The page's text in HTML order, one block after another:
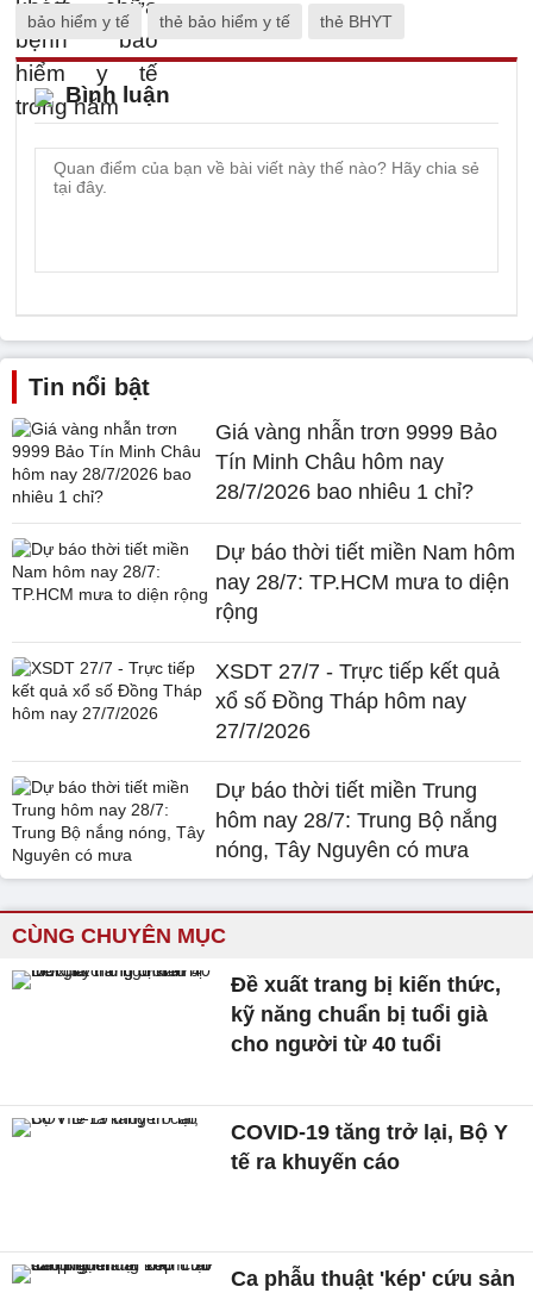
bảo hiểm y tế thẻ bảo hiểm y tế thẻ BHYT
Bình luận
Tin nổi bật
Giá vàng nhẫn trơn 9999 Bảo
Tín Minh Châu hôm nay
28/7/2026 bao nhiêu 1 chỉ?
Dự báo thời tiết miền Nam hôm
nay 28/7: TP.HCM mưa to diện
rộng
XSDT 27/7 - Trực tiếp kết quả
xổ số Đồng Tháp hôm nay
27/7/2026
Dự báo thời tiết miền Trung
hôm nay 28/7: Trung Bộ nắng
nóng, Tây Nguyên có mưa
CÙNG CHUYÊN MỤC
Đề xuất trang bị kiến thức,
kỹ năng chuẩn bị tuổi già
cho người từ 40 tuổi
COVID-19 tăng trở lại, Bộ Y
tế ra khuyến cáo
Ca phẫu thuật 'kép' cứu sản